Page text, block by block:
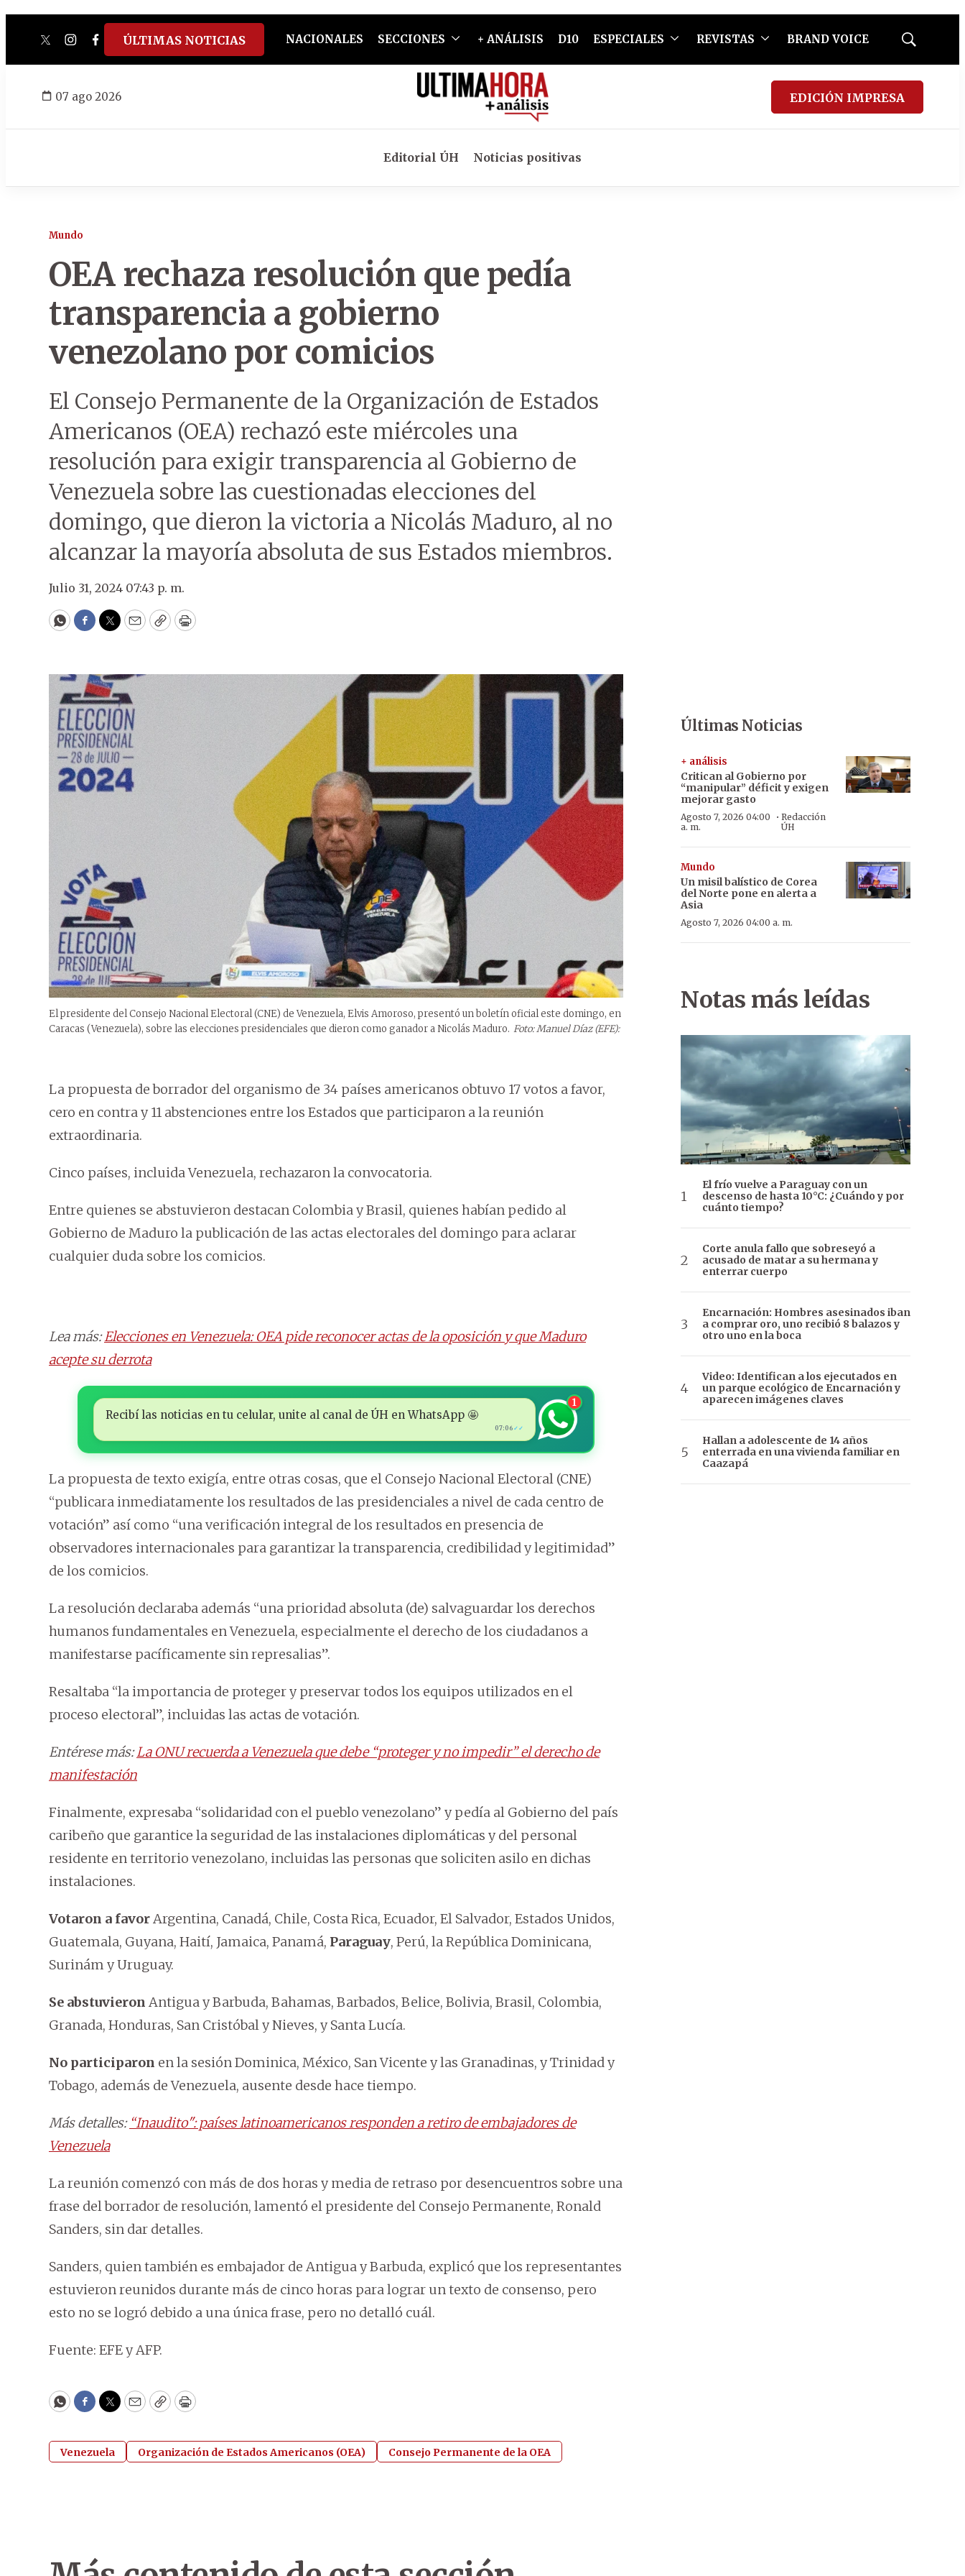
twitterinstagram
facebook
tiktokyoutube
spotify
ÚLTIMAS NOTICIAS NACIONALES SECCIONES + ANÁLISIS D10 ESPECIALES REVISTAS BRAND VOICE
Mostrar
07 ago 2026 EDICIÓN IMPRESA
Editorial ÚH Noticias positivas
Mundo
OEA rechaza resolución que pedía
transparencia a gobierno
venezolano por comicios
El Consejo Permanente de la Organización de Estados
Americanos (OEA) rechazó este miércoles una
resolución para exigir transparencia al Gobierno de
Venezuela sobre las cuestionadas elecciones del
domingo, que dieron la victoria a Nicolás Maduro, al no
alcanzar la mayoría absoluta de sus Estados miembros.
Julio 31, 2024 07:43 p. m.
WhatsApp
Facebook
Twitter
EmailCopyPrint
El presidente del Consejo Nacional Electoral (CNE) de Venezuela, Elvis Amoroso, presentó un boletín oficial este domingo, en
Caracas (Venezuela), sobre las elecciones presidenciales que dieron como ganador a Nicolás Maduro. Foto: Manuel Díaz (EFE):
La propuesta de borrador del organismo de 34 países americanos obtuvo 17 votos a favor,
cero en contra y 11 abstenciones entre los Estados que participaron a la reunión
extraordinaria.
Cinco países, incluida Venezuela, rechazaron la convocatoria.
Entre quienes se abstuvieron destacan Colombia y Brasil, quienes habían pedido al
Gobierno de Maduro la publicación de las actas electorales del domingo para aclarar
cualquier duda sobre los comicios.
Lea más:Elecciones en Venezuela: OEA pide reconocer actas de la oposición y que Maduro
acepte su derrota
Recibí las noticias en tu celular, unite al canal de ÚH en WhatsApp 🤩
07:06 ✓✓
1
La propuesta de texto exigía, entre otras cosas, que el Consejo Nacional Electoral (CNE)
“publicara inmediatamente los resultados de las presidenciales a nivel de cada centro de
votación” así como “una verificación integral de los resultados en presencia de
observadores internacionales para garantizar la transparencia, credibilidad y legitimidad”
de los comicios.
La resolución declaraba además “una prioridad absoluta (de) salvaguardar los derechos
humanos fundamentales en Venezuela, especialmente el derecho de los ciudadanos a
manifestarse pacíficamente sin represalias”.
Resaltaba “la importancia de proteger y preservar todos los equipos utilizados en el
proceso electoral”, incluidas las actas de votación.
Entérese más:La ONU recuerda a Venezuela que debe “proteger y no impedir” el derecho de
manifestación
Finalmente, expresaba “solidaridad con el pueblo venezolano” y pedía al Gobierno del país
caribeño que garantice la seguridad de las instalaciones diplomáticas y del personal
residente en territorio venezolano, incluidas las personas que soliciten asilo en dichas
instalaciones.
Votaron a favorArgentina, Canadá, Chile, Costa Rica, Ecuador, El Salvador, Estados Unidos,
Guatemala, Guyana, Haití, Jamaica, Panamá, Paraguay, Perú, la República Dominicana,
Surinám y Uruguay.
Se abstuvieron Antigua y Barbuda, Bahamas, Barbados, Belice, Bolivia, Brasil, Colombia,
Granada, Honduras, San Cristóbal y Nieves, y Santa Lucía.
No participaron en la sesión Dominica, México, San Vicente y las Granadinas, y Trinidad y
Tobago, además de Venezuela, ausente desde hace tiempo.
Más detalles: “Inaudito": países latinoamericanos responden a retiro de embajadores de
Venezuela
La reunión comenzó con más de dos horas y media de retraso por desencuentros sobre una
frase del borrador de resolución, lamentó el presidente del Consejo Permanente, Ronald
Sanders, sin dar detalles.
Sanders, quien también es embajador de Antigua y Barbuda, explicó que los representantes
estuvieron reunidos durante más de cinco horas para lograr un texto de consenso, pero
esto no se logró debido a una única frase, pero no detalló cuál.
Fuente: EFE y AFP.
WhatsApp
Facebook
Twitter
EmailCopyPrint
Venezuela Organización de Estados Americanos (OEA) Consejo Permanente de la OEA
Últimas Noticias
+ análisis
Critican al Gobierno por
“manipular” déficit y exigen
mejorar gasto
Agosto 7, 2026 04:00
a. m.
· Redacción
ÚH
Mundo
Un misil balístico de Corea
del Norte pone en alerta a
Asia
Agosto 7, 2026 04:00 a. m.
Notas más leídas
El frío vuelve a Paraguay con un
descenso de hasta 10°C: ¿Cuándo y por
cuánto tiempo?
Corte anula fallo que sobreseyó a
acusado de matar a su hermana y
enterrar cuerpo
Encarnación: Hombres asesinados iban
a comprar oro, uno recibió 8 balazos y
otro uno en la boca
Video: Identifican a los ejecutados en
un parque ecológico de Encarnación y
aparecen imágenes claves
Hallan a adolescente de 14 años
enterrada en una vivienda familiar en
Caazapá